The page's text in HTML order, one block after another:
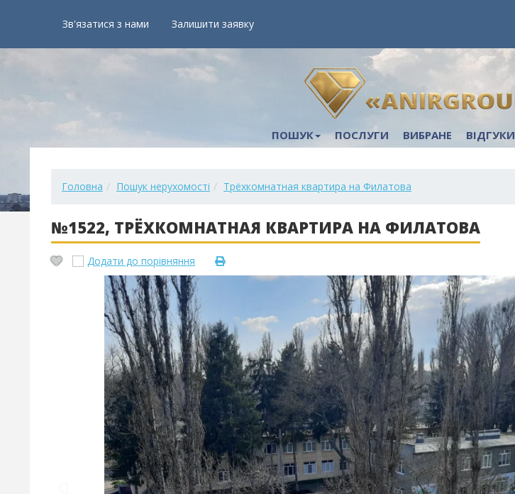
Зв'язатися з нами Залишити заявку
ПОШУК ПОСЛУГИ ВИБРАНЕ ВІДГУКИ
Головна Пошук нерухомості Трёхкомнатная квартира на Филатова
№1522, ТРЁХКОМНАТНАЯ КВАРТИРА НА ФИЛАТОВА
Додати до порівняння